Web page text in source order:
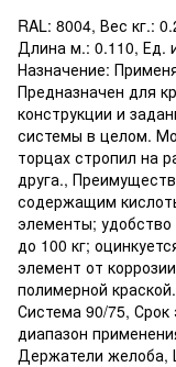
RAL: 8004, Вес кг.:
Длина м.: 0.110, Ед.
Назначение:
Предназначен для
конструкции и
системы в целом.
торцах стропил на
друга.,
содержащим
элементы;
до 100 кг;
элемент от
полимерной
Система 90/75, Срок
диапазон
Держатели желоба,